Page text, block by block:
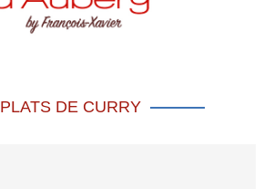
PLATS DE CURRY